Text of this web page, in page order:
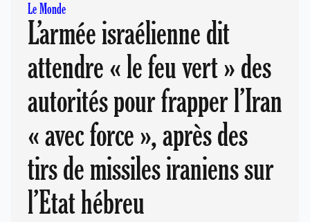
Le Monde
L’armée israélienne dit
attendre « le feu vert » des
autorités pour frapper l’Iran
« avec force », après des
tirs de missiles iraniens sur
l’Etat hébreu